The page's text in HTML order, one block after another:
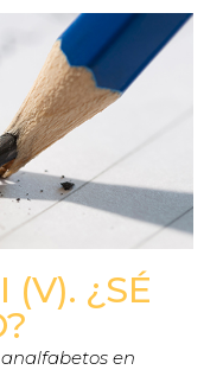
(V). ¿SÉ
en